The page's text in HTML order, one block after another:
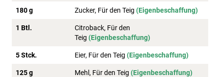
180 g Zucker, Für den Teig (Eigenbeschaffung)
1 Btl.
Citroback, Für den
Teig (Eigenbeschaffung)
5 Stck. Eier, Für den Teig (Eigenbeschaffung)
125 g Mehl, Für den Teig (Eigenbeschaffung)